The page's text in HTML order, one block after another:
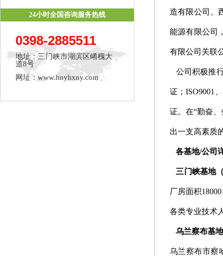
24小时全国咨询服务热线
0398-2885511
地址：三门峡市湖滨区崤槐大
道8号
网址：www.hnyhxny.com
造有限公司、
能源有限公司
有限公司关联
公司积极推
证；ISO9001
证。在“勤奋
出一支高素质
各基地/公司
三门峡基地
厂房面积
各类专业技术
乌兰察布基
乌兰察布市察